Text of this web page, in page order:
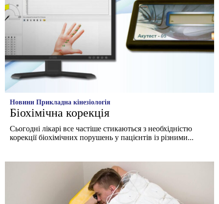
Новини Прикладна кінезіологія
Біохімічна корекція
Сьогодні лікарі все частіше стикаються з необхідністю
корекції біохімічних порушень у пацієнтів із різними...